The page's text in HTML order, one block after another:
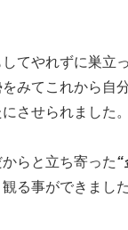
てやれずに巣立
みてこれから自
させられました
らと立ち寄った“
観る事ができまし